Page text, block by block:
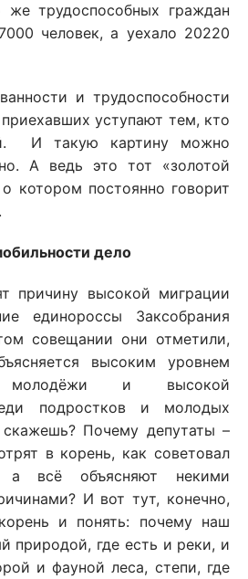
же трудоспособных граждан
человек, а уехало 20220
и трудоспособности
уступают тем, кто
И такую картину можно
А ведь это тот «золотой
котором постоянно говорит
дело
причину высокой миграции
единороссы Заксобрания
совещании они отметили,
высоким уровнем
молодёжи и высокой
подростков и молодых
Почему депутаты –
в корень, как советовал
а всё объясняют некими
И вот тут, конечно,
и понять: почему наш
природой, где есть и реки, и
и фауной леса, степи, где